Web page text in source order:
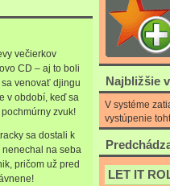
večierkov
CD – aj to boli
venovať djingu
v období, keď sa
zvuk!
sa dostali k
nenechal na seba
pričom už pred
Najbližšie
V systéme
vystúpenie
LET IT